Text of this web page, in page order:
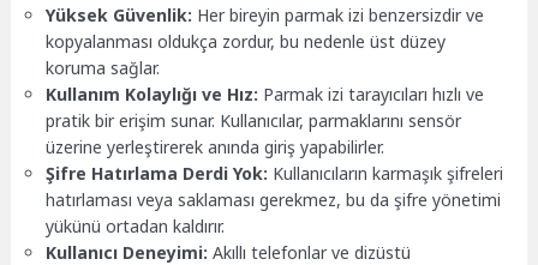
Yüksek Güvenlik: Her bireyin parmak izi benzersizdir ve
kopyalanması oldukça zordur, bu nedenle üst düzey
koruma sağlar.
Kullanım Kolaylığı ve Hız: Parmak izi tarayıcıları hızlı ve
pratik bir erişim sunar. Kullanıcılar, parmaklarını sensör
üzerine yerleştirerek anında giriş yapabilirler.
Şifre Hatırlama Derdi Yok: Kullanıcıların karmaşık şifreleri
hatırlaması veya saklaması gerekmez, bu da şifre yönetimi
yükünü ortadan kaldırır.
Kullanıcı Deneyimi: Akıllı telefonlar ve dizüstü